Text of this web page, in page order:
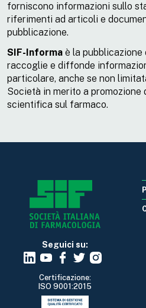
forniscono informazioni sullo
riferimenti ad articoli e
pubblicazione.
SIF-Informa è la pubblicazione
raccoglie e diffonde
particolare, anche se non
Società in merito a promozione
scientifica sul farmaco.
Seguici su:
Certificazione:
ISO 9001:2015